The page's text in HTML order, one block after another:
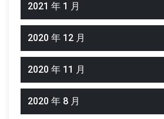
2021 年 1 月
2020 年 12 月
2020 年 11 月
2020 年 8 月